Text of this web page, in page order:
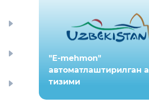
"E-mehmon"
автоматлаштирилган
тизими